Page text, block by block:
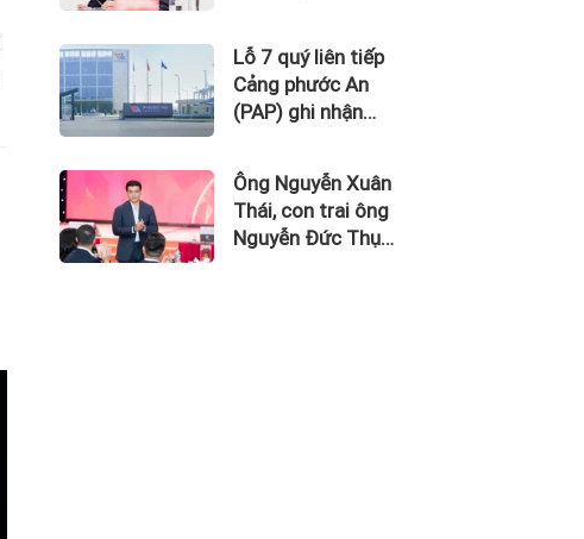
Hàng không Hải Âu
Lỗ 7 quý liên tiếp
Cảng phước An
(PAP) ghi nhận
1.674,5 tỷ đồng
Ông Nguyễn Xuân
Thái, con trai ông
Nguyễn Đức Thụy